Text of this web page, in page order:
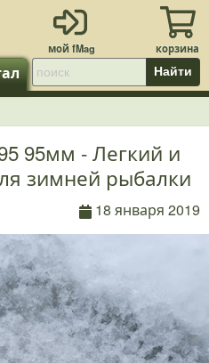
Найти
95мм - Легкий и
зимней рыбалки
18 января 2019